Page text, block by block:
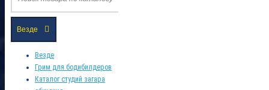
Везде
Везде
Грим для бодибилдеров
Каталог студий загара